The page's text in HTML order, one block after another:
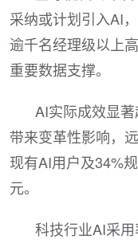
采纳或计划引入AI
逾千名经理级以上
重要数据支撑。
AI实际成效显
带来变革性影响，
现有AI用户及34%
元。
科技行业AI采